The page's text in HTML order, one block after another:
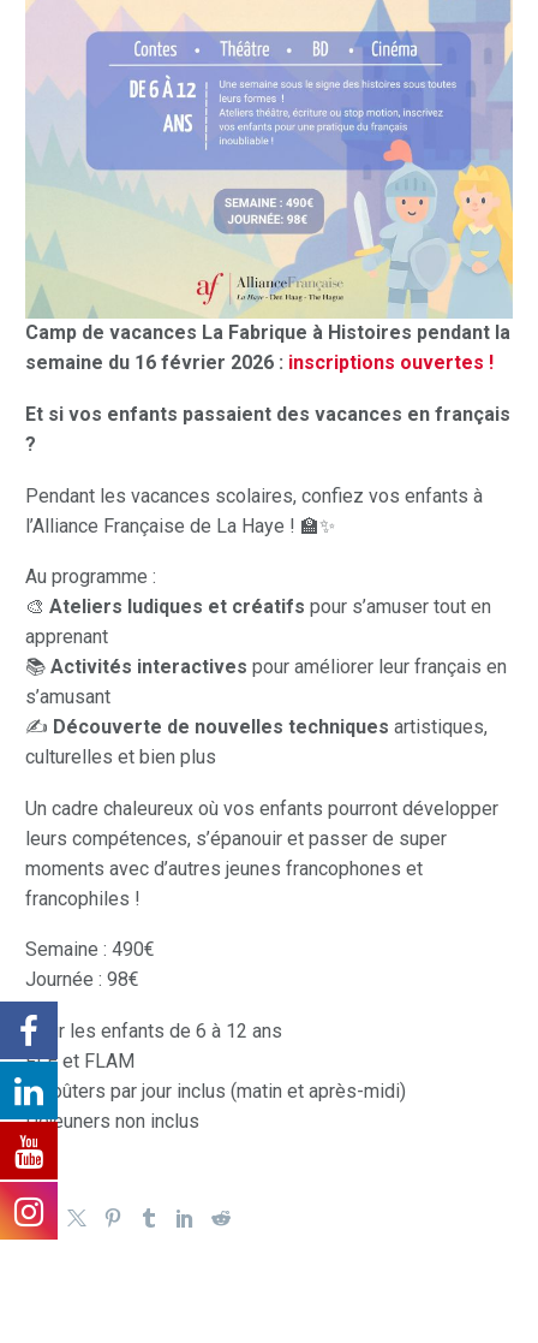
Camp de vacances La Fabrique à Histoires pendant la
semaine du 16 février 2026 : inscriptions ouvertes !
Et si vos enfants passaient des vacances en français
?
Pendant les vacances scolaires, confiez vos enfants à
l’Alliance Française de La Haye ! 🏫✨
Au programme :
🎨 Ateliers ludiques et créatifs pour s’amuser tout en
apprenant
📚 Activités interactives pour améliorer leur français en
s’amusant
✍️ Découverte de nouvelles techniques artistiques,
culturelles et bien plus
Un cadre chaleureux où vos enfants pourront développer
leurs compétences, s’épanouir et passer de super
moments avec d’autres jeunes francophones et
francophiles !
Semaine : 490€
Journée : 98€
Pour les enfants de 6 à 12 ans
FLE et FLAM
2 goûters par jour inclus (matin et après-midi)
Déjeuners non inclus